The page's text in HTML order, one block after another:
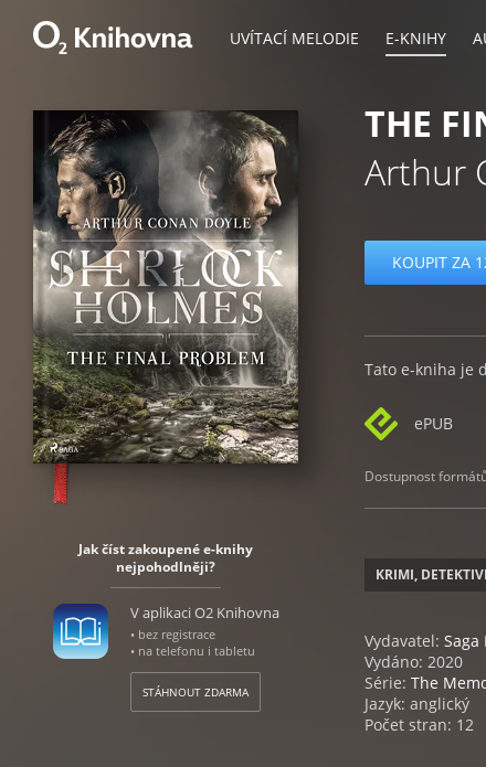
UVÍTACÍ MELODIE E-KNIHY
Jak číst zakoupené e-knihy
nejpohodlněji?
V aplikaci O2 Knihovna
• bez registrace
• na telefonu i tabletu
STÁHNOUT ZDARMA
THE
Arthur
KOUPIT ZA
Tato e-kniha je
ePUB
Dostupnost
KRIMI,
Vydavatel: Saga
Vydáno: 2020
Série: The
Jazyk: anglický
Počet stran: 12